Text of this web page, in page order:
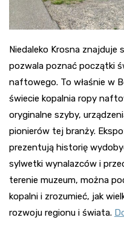
Niedaleko Krosna znajduje
pozwala poznać początki
naftowego. To właśnie w
świecie kopalnia ropy
oryginalne szyby,
pionierów tej branży.
prezentują historię
sylwetki wynalazców i
terenie muzeum, można
kopalni i zrozumieć, jak
rozwoju regionu i świata.